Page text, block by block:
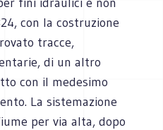
con la costruzione
tracce,
di un altro
con il medesimo
La sistemazione
per via alta, dopo